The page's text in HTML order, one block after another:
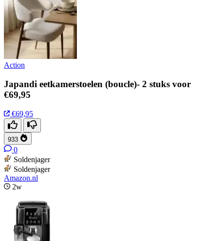
Action
Japandi eetkamerstoelen (boucle)- 2 stuks voor
€69,95
€69,95
933
0
Soldenjager
Soldenjager
Amazon.nl
2w